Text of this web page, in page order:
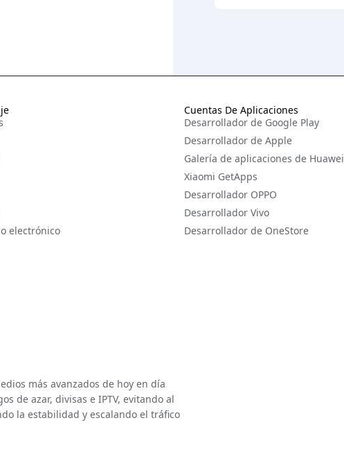
electrónico
Cuentas De Aplicaciones
Desarrollador de Google Play
Desarrollador de Apple
Galería de aplicaciones de Huawei
Xiaomi GetApps
Desarrollador OPPO
Desarrollador Vivo
Desarrollador de OneStore
más avanzados de hoy en día
de azar, divisas e IPTV, evitando al
la estabilidad y escalando el tráfico